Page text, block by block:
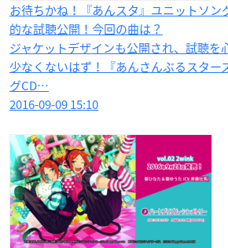
お待ちかね！『あんスタ』ユニットソン
的な試聴公開！今回の曲は？
ジャケットデザインも公開され、試聴を
少なくないはず！『あんさんぶるスター
グCD…
2016-09-09 15:10